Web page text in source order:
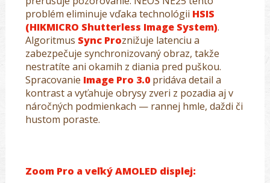
problém eliminuje vďaka technológii HSIS
(HIKMICRO Shutterless Image System).
Algoritmus Sync Proznižuje latenciu a
zabezpečuje synchronizovaný obraz, takže
nestratíte ani okamih z diania pred puškou.
Spracovanie Image Pro 3.0 pridáva detail a
kontrast a vyťahuje obrysy zveri z pozadia aj v
náročných podmienkach — rannej hmle, daždi či
hustom poraste.
Zoom Pro a veľký AMOLED displej: